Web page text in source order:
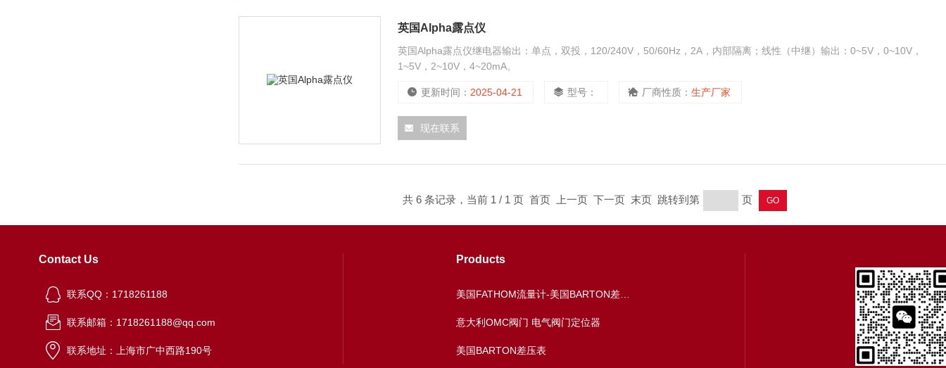
英国Alpha露点仪
英国Alpha露点仪继电器输出：单点，双投，120/240V，50/60Hz，2A，内部隔离；线性（中继）输出：0~5V，0~10V，
1~5V，2~10V，4~20mA。
更新时间： 2025-04-21 型号： 厂商性质： 生产厂家
现在联系
共 6 条记录，当前 1 / 1 页 首页 上一页 下一页 末页 跳转到第 页
Contact Us
联系QQ：1718261188
联系邮箱：1718261188@qq.com
联系地址：上海市广中西路190号
Products
意大利OMC阀门 电气阀门定位器
美国BARTON差压表